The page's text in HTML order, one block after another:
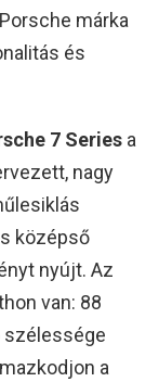
márka
és
7 Series a
nagy
középső
nyújt. Az
van: 88
szélessége
a